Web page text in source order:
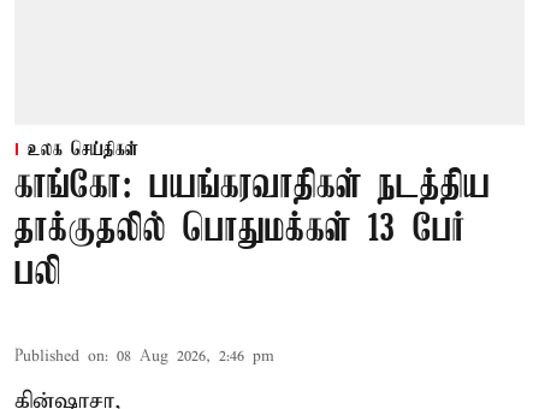
உலக செய்திகள்
காங்கோ: பயங்கரவாதிகள் நடத்திய
தாக்குதலில் பொதுமக்கள் 13 பேர்
பலி
Published on: 08 Aug 2026, 2:46 pm
கின்ஷாசா,